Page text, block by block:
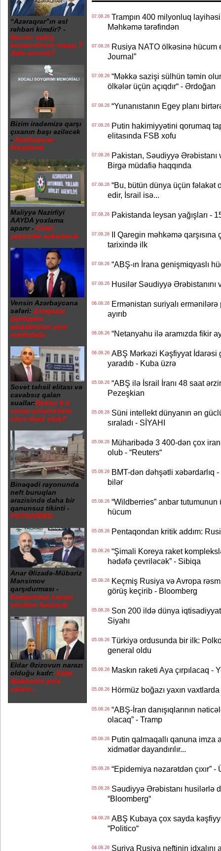
“Azəraqrar”ın əsl
rəhbəri kimdir? -
Nazirin sabiq
komandirinin maaşı 7
dəfə artırılıb?
Bizim iradəmizə qarşı
çıxanın başı əziləcək
- Azərbaycan
Prezidenti
Maliyyə Nazirliyi
AAYDA yoxlama
aparır - Ciddi
yeyintilər aşkarlanıb
Vensin Azərbaycana
səfəri: Zəngəzur
dəhlizinin
müzakirələri yeni
mərhələdə
Sovet təhsil elitası və
cavabsız qalan
suallar:Rektor 6 il
sonra universitetə
necə daxil olub?
Binəqədi rayonunda
neft buruqları
ərazisində daha bir
qanunsuz tikinti -
FOTO/VİDEO
Anar Əlizadə-Mübariz
Mənsimov
qarşıdurması -
Kompromat savaşı
yenidən başlayıb
Eldar Əzizovun narazı
olduğu kadr: Xalid
Ələkbərov yola
salınır...
07.08.26Trampın 400 milyonluq
Məhkəmə tərəfindən
07.08.26Rusiya NATO ölkəsinə hücum
Journal”
07.08.26“Məkkə sazişi sülhün təmin
ölkələr üçün açıqdır“ - Ərdoğan
07.08.26“Yunanıstanın Egey planı
07.08.26Putin hakimiyyətini qorumaq
elitasında FSB xofu
07.08.26Pakistan, Səudiyyə Ərəbistanı
Birgə müdafiə haqqında
07.08.26“Bu, bütün dünya üçün fəlakət
edir, İsrail isə...
07.08.26Pakistanda leysan yağışları -
07.08.26II Qaregin məhkəmə qarşısına
tarixində ilk
07.08.26“ABŞ-ın İrana genişmiqyaslı
07.08.26Husilər Səudiyyə Ərəbistanını
06.08.26Ermənistan suriyalı ermənilərə
ayırıb
06.08.26“Netanyahu ilə aramızda fikir
06.08.26ABŞ Mərkəzi Kəşfiyyat İdarəsi
yaradıb - Kuba üzrə
05.08.26“ABŞ ilə İsrail İranı 48 saat
Pezeşkian
05.08.26Süni intellekt dünyanın ən
sıraladı - SİYAHI
05.08.26Müharibədə 3 400-dən çox
olub - “Reuters“
05.08.26BMT-dən dəhşətli xəbərdarlıq
bilər
05.08.26“Wildberries” anbar tutumunun
hücum
05.08.26Pentaqondan kritik addım:
05.08.26“Şimali Koreya raket
hədəfə çevriləcək” - Sibiqa
05.08.26Keçmiş Rusiya və Avropa
görüş keçirib - Bloomberg
05.08.26Son 200 ildə dünya
Siyahı
05.08.26Türkiyə ordusunda bir ilk:
general oldu
05.08.26Maskın raketi Aya çırpılacaq -
05.08.26Hörmüz boğazı yaxın
05.08.26“ABŞ-İran danışıqlarının
olacaq” - Tramp
05.08.26Putin qalmaqallı qanuna imza
xidmətlər dayandırılır...
05.08.26“Epidemiya nəzarətdən çıxır” -
05.08.26Səudiyyə Ərəbistanı husilərlə
“Bloomberg“
04.08.26ABŞ Kubaya çox sayda
“Politico“
04.08.26Suriya Rusiya neftinin idxalını